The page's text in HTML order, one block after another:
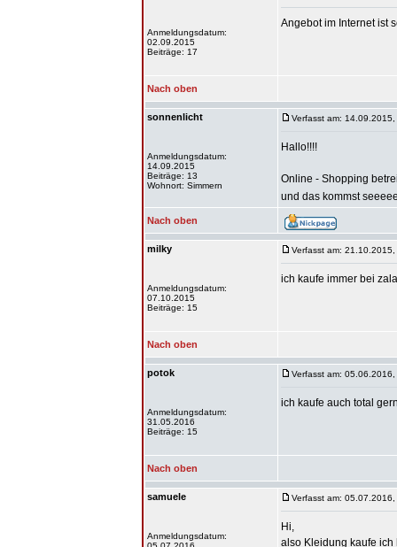
Anmeldungsdatum:
02.09.2015
Beiträge: 17
Angebot im Internet ist
Nach oben
sonnenlicht
Anmeldungsdatum:
14.09.2015
Beiträge: 13
Wohnort: Simmern
Verfasst am:
Hallo!!!!
Online - Shopping
und das kommst
Nach oben
milky
Anmeldungsdatum:
07.10.2015
Beiträge: 15
Verfasst am:
ich kaufe immer bei
Nach oben
potok
Anmeldungsdatum:
31.05.2016
Beiträge: 15
Verfasst am:
ich kaufe auch total
Nach oben
samuele
Anmeldungsdatum:
Verfasst am:
Hi,
also Kleidung kaufe ich